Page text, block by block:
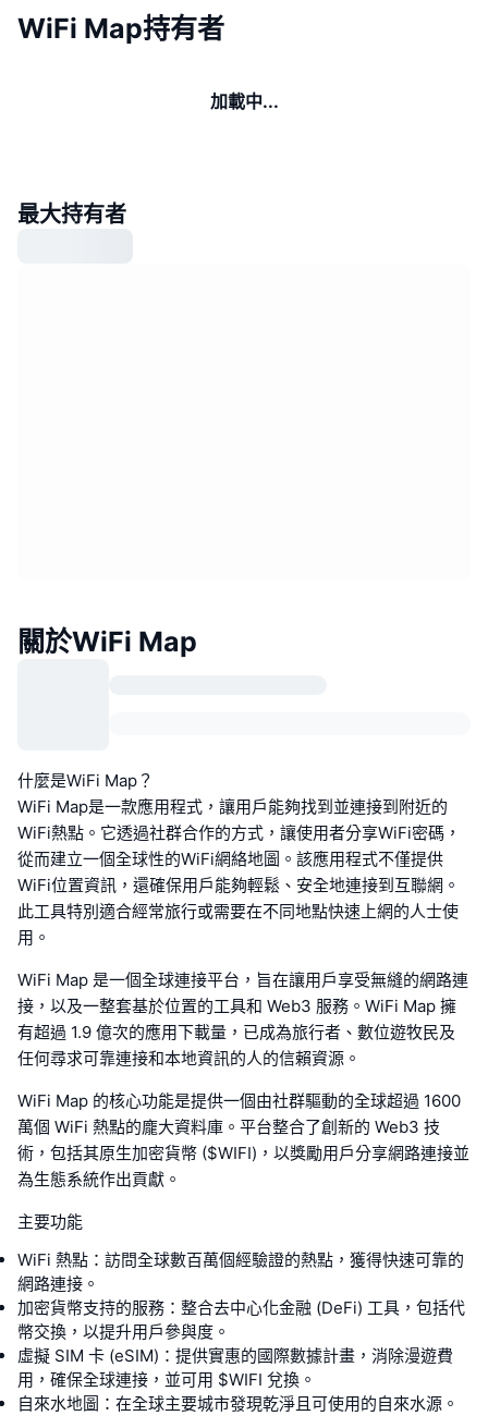
WiFi Map持有者
加載中...
最大持有者
關於WiFi Map
什麼是WiFi Map？
WiFi Map是一款應用程式，讓用戶能夠找到並連接到附近的
WiFi熱點。它透過社群合作的方式，讓使用者分享WiFi密碼，
從而建立一個全球性的WiFi網絡地圖。該應用程式不僅提供
WiFi位置資訊，還確保用戶能夠輕鬆、安全地連接到互聯網。
此工具特別適合經常旅行或需要在不同地點快速上網的人士使
用。
WiFi Map 是一個全球連接平台，旨在讓用戶享受無縫的網路連
接，以及一整套基於位置的工具和 Web3 服務。WiFi Map 擁
有超過 1.9 億次的應用下載量，已成為旅行者、數位遊牧民及
任何尋求可靠連接和本地資訊的人的信賴資源。
WiFi Map 的核心功能是提供一個由社群驅動的全球超過 1600
萬個 WiFi 熱點的龐大資料庫。平台整合了創新的 Web3 技
術，包括其原生加密貨幣 ($WIFI)，以獎勵用戶分享網路連接並
為生態系統作出貢獻。
主要功能
WiFi 熱點：訪問全球數百萬個經驗證的熱點，獲得快速可靠的
網路連接。
加密貨幣支持的服務：整合去中心化金融 (DeFi) 工具，包括代
幣交換，以提升用戶參與度。
虛擬 SIM 卡 (eSIM)：提供實惠的國際數據計畫，消除漫遊費
用，確保全球連接，並可用 $WIFI 兌換。
自來水地圖：在全球主要城市發現乾淨且可使用的自來水源。